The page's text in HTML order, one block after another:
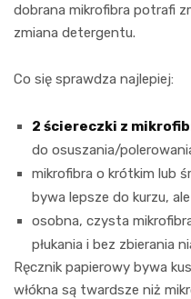
dobrana mikrofibra potrafi
zmiana detergentu.
Co się sprawdza najlepiej:
2 ściereczki z
do osuszania/
mikrofibra o krótkim lub
bywa lepsze do kurzu,
osobna, czysta
płukania i bez zbierania
Ręcznik papierowy bywa
włókna są twardsze niż